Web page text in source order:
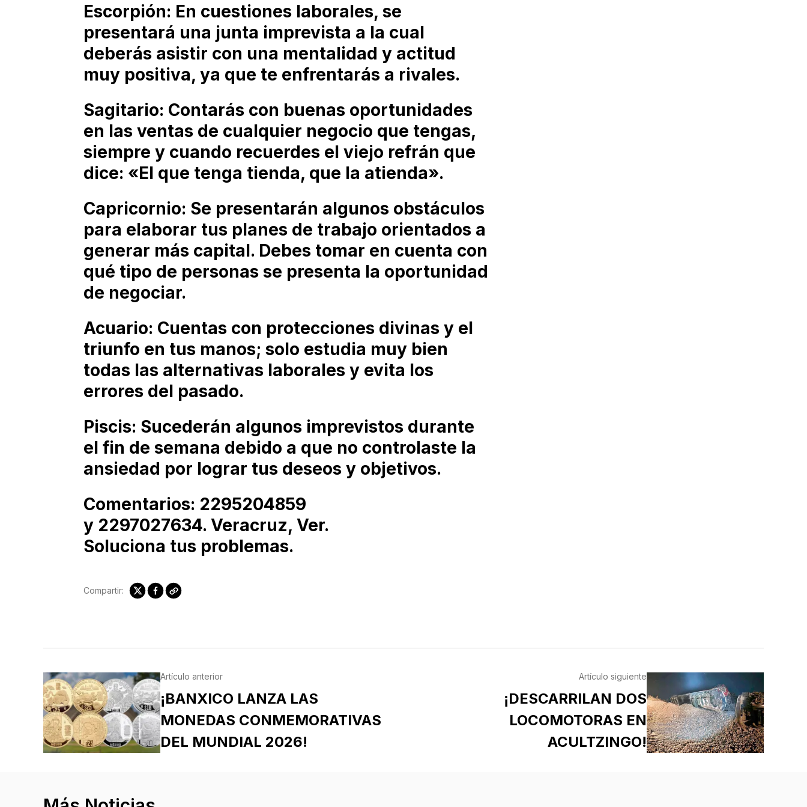
Escorpión: En cuestiones laborales, se
presentará una junta imprevista a la cual
deberás asistir con una mentalidad y actitud
muy positiva, ya que te enfrentarás a rivales.
Sagitario: Contarás con buenas oportunidades
en las ventas de cualquier negocio que tengas,
siempre y cuando recuerdes el viejo refrán que
dice: «El que tenga tienda, que la atienda».
Capricornio: Se presentarán algunos obstáculos
para elaborar tus planes de trabajo orientados a
generar más capital. Debes tomar en cuenta con
qué tipo de personas se presenta la oportunidad
de negociar.
Acuario: Cuentas con protecciones divinas y el
triunfo en tus manos; solo estudia muy bien
todas las alternativas laborales y evita los
errores del pasado.
Piscis: Sucederán algunos imprevistos durante
el fin de semana debido a que no controlaste la
ansiedad por lograr tus deseos y objetivos.
Comentarios: 2295204859
y 2297027634. Veracruz, Ver.
Soluciona tus problemas.
Compartir:
Artículo anterior
¡BANXICO LANZA LAS
MONEDAS CONMEMORATIVAS
DEL MUNDIAL 2026!
Artículo siguiente
¡DESCARRILAN DOS
LOCOMOTORAS EN
ACULTZINGO!